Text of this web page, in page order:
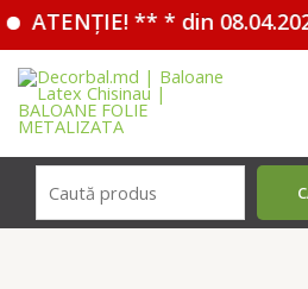
ATENȚIE! ** * din
Перейти
содержимому